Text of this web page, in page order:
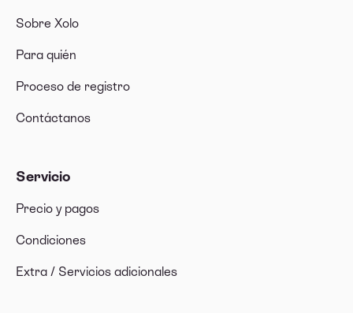
Sobre Xolo
Para quién
Proceso de registro
Contáctanos
Servicio
Precio y pagos
Condiciones
Extra / Servicios adicionales